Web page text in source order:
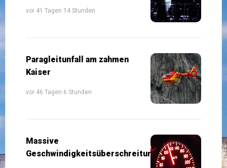
vor 41 Tagen 14 Stunden
Paragleitunfall am zahmen
Kaiser
vor 46 Tagen 6 Stunden
Massive
Geschwindigkeitsüberschreitung